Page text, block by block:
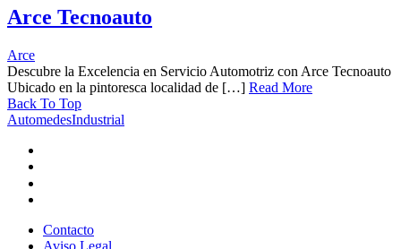
Arce Tecnoauto
Arce
Descubre la Excelencia en Servicio Automotriz con Arce Tecnoauto
Ubicado en la pintoresca localidad de […] Read More
Back To Top
AutomedesIndustrial
Contacto